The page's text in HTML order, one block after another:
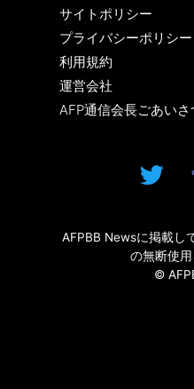
サイトポリシー
プライバシーポリシー
利用規約
運営会社
AFP通信会長ごあいさ
AFPBB Newsに掲載し
の無断使用
©